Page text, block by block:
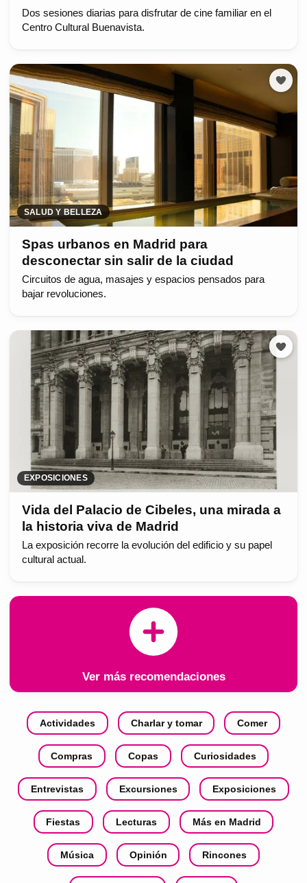
Dos sesiones diarias para disfrutar de cine familiar en el
Centro Cultural Buenavista.
SALUD Y BELLEZA
Spas urbanos en Madrid para
desconectar sin salir de la ciudad
Circuitos de agua, masajes y espacios pensados para
bajar revoluciones.
EXPOSICIONES
Vida del Palacio de Cibeles, una mirada a
la historia viva de Madrid
La exposición recorre la evolución del edificio y su papel
cultural actual.
Ver más recomendaciones
Actividades Charlar y tomar Comer
Compras Copas Curiosidades
Entrevistas Excursiones Exposiciones
Fiestas Lecturas Más en Madrid
Música Opinión Rincones